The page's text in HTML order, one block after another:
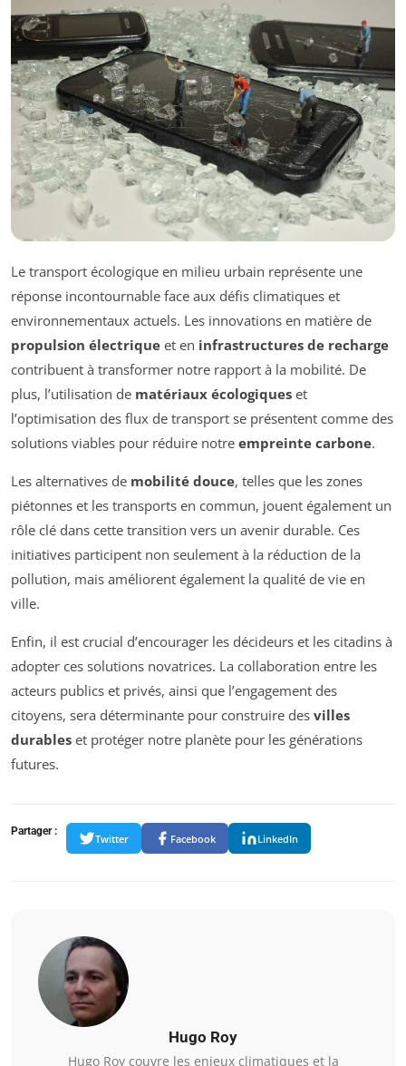
Le transport écologique en milieu urbain représente une
réponse incontournable face aux défis climatiques et
environnementaux actuels. Les innovations en matière de
propulsion électrique et en infrastructures de recharge
contribuent à transformer notre rapport à la mobilité. De
plus, l’utilisation de matériaux écologiques et
l’optimisation des flux de transport se présentent comme des
solutions viables pour réduire notre empreinte carbone.
Les alternatives de mobilité douce, telles que les zones
piétonnes et les transports en commun, jouent également un
rôle clé dans cette transition vers un avenir durable. Ces
initiatives participent non seulement à la réduction de la
pollution, mais améliorent également la qualité de vie en
ville.
Enfin, il est crucial d’encourager les décideurs et les citadins à
adopter ces solutions novatrices. La collaboration entre les
acteurs publics et privés, ainsi que l’engagement des
citoyens, sera déterminante pour construire des villes
durables et protéger notre planète pour les générations
futures.
Partager :
Twitter Facebook LinkedIn
Hugo Roy
Hugo Roy couvre les enjeux climatiques et la